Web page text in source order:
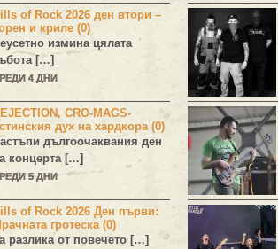
of Rock 2026 ден втори –
и криле (0)
измина цялата
[…]
4 ДНИ
CRO-MAGS-
дух на хардкора (0)
дългоочаквания ден
концерта […]
5 ДНИ
of Rock 2026 Ден първи:
гротеска (0)
разлика от повечето […]